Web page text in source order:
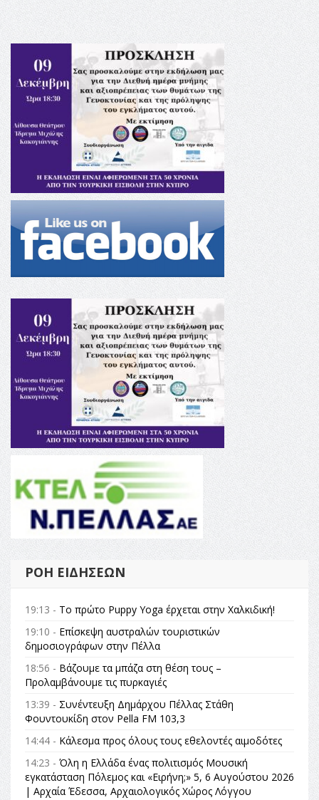
ΡΟΉ ΕΙΔΉΣΕΩΝ
19:13 - Το πρώτο Puppy Yoga έρχεται στην Χαλκιδική!
19:10 - Επίσκεψη αυστραλών τουριστικών
δημοσιογράφων στην Πέλλα
18:56 - Βάζουμε τα μπάζα στη θέση τους –
Προλαμβάνουμε τις πυρκαγιές
13:39 - Συνέντευξη Δημάρχου Πέλλας Στάθη
Φουντουκίδη στον Pella FM 103,3
14:44 - Κάλεσμα προς όλους τους εθελοντές αιμοδότες
14:23 - Όλη η Ελλάδα ένας πολιτισμός Μουσική
εγκατάσταση Πόλεμος και «Ειρήνη;» 5, 6 Αυγούστου 2026
| Αρχαία Έδεσσα, Αρχαιολογικός Χώρος Λόγγου